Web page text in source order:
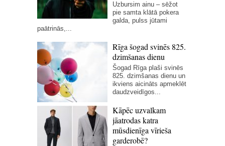
Uzbursim ainu – sēžot
pie samta klātā pokera
galda, pulss jūtami
paātrinās,...
Rīga šogad svinēs 825.
dzimšanas dienu
Šogad Rīga plaši svinēs
825. dzimšanas dienu un
ikviens aicināts apmeklēt
daudzveidīgos...
Kāpēc uzvalkam
jāatrodas katra
mūsdienīga vīrieša
garderobē?